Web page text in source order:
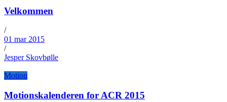
Velkommen
/
01 mar 2015
/
Jesper Skovbølle
Motion
Motionskalenderen for ACR 2015